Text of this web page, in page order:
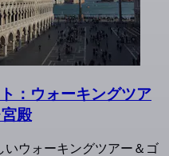
：ウォーキングツア
殿
いウォーキングツアー＆ゴ